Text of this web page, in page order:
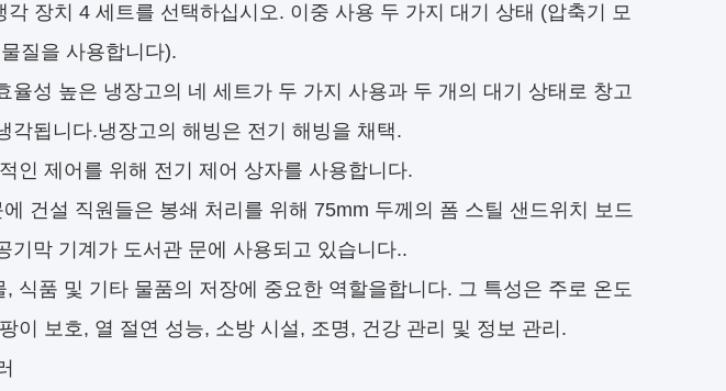
장치 4 세트를 선택하십시오. 이중 사용 두 가지 대기 상태 (압축기 모
질을 사용합니다).
율성 높은 냉장고의 네 세트가 두 가지 사용과 두 개의 대기 상태로 창고
각됩니다.냉장고의 해빙은 전기 해빙을 채택.
인 제어를 위해 전기 제어 상자를 사용합니다.
건설 직원들은 봉쇄 처리를 위해 75mm 두께의 폼 스틸 샌드위치 보드
기막 기계가 도서관 문에 사용되고 있습니다..
식품 및 기타 물품의 저장에 중요한 역할을합니다. 그 특성은 주로 온도
이 보호, 열 절연 성능, 소방 시설, 조명, 건강 관리 및 정보 관리.